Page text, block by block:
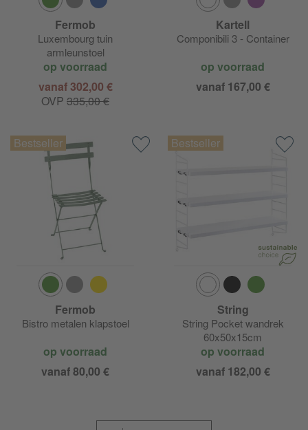
Fermob
Luxembourg tuin
armleunstoel
op voorraad
vanaf 302,00 €
OVP 335,00 €
Kartell
Componibili 3 - Container
op voorraad
vanaf 167,00 €
Fermob
Bistro metalen klapstoel
op voorraad
vanaf 80,00 €
String
String Pocket wandrek
60x50x15cm
op voorraad
vanaf 182,00 €